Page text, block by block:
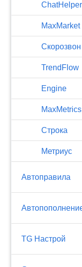
ChatHelper
MaxMarket
Скорозвон
TrendFlow
Engine
MaxMetrics
Строка
Метриус
Автоправила
TG Настрой